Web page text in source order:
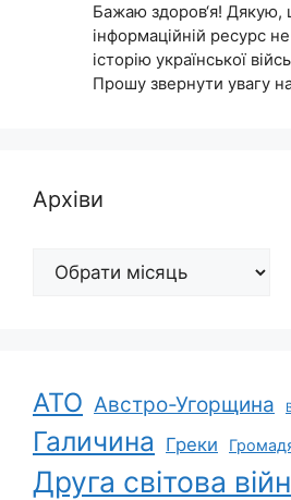
Бажаю здоров‘я!
інформаційній ресурс
історію української
Прошу звернути увагу
Архіви
Архіви
АТО Австро-Угорщина
Галичина Греки
Друга світова